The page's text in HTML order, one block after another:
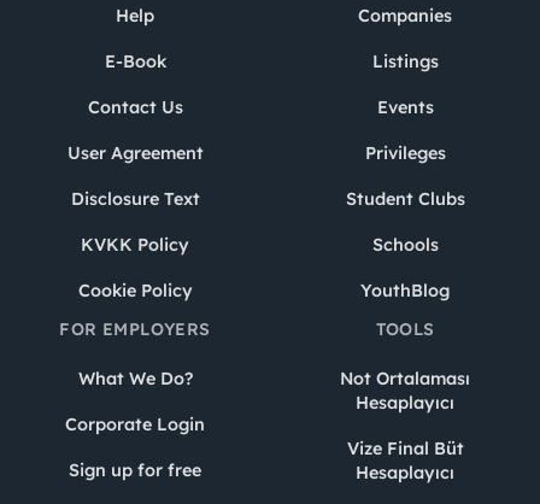
Help
E-Book
Contact Us
User Agreement
Disclosure Text
KVKK Policy
Cookie Policy
Companies
Listings
Events
Privileges
Student Clubs
Schools
YouthBlog
FOR EMPLOYERS
What We Do?
Corporate Login
Sign up for free
TOOLS
Not Ortalaması
Hesaplayıcı
Vize Final Büt
Hesaplayıcı